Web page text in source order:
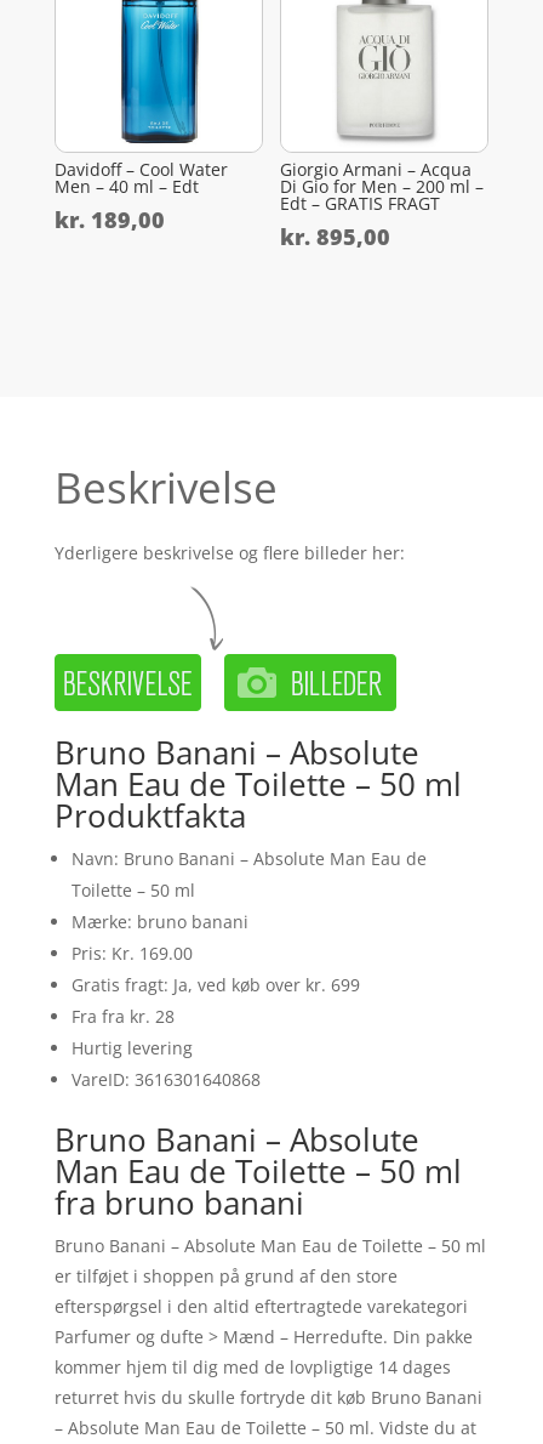
Davidoff – Cool Water
Men – 40 ml – Edt
kr.189,00
Giorgio Armani – Acqua
Di Gio for Men – 200 ml –
Edt – GRATIS FRAGT
kr. 895,00
Beskrivelse
Yderligere beskrivelse og flere billeder her:
Bruno Banani – Absolute
Man Eau de Toilette – 50 ml
Produktfakta
Navn: Bruno Banani – Absolute Man Eau de
Toilette – 50 ml
Mærke: bruno banani
Pris: Kr. 169.00
Gratis fragt: Ja, ved køb over kr. 699
Fra fra kr. 28
Hurtig levering
VareID: 3616301640868
Bruno Banani – Absolute
Man Eau de Toilette – 50 ml
fra bruno banani
Bruno Banani – Absolute Man Eau de Toilette – 50 ml
er tilføjet i shoppen på grund af den store
efterspørgsel i den altid eftertragtede varekategori
Parfumer og dufte > Mænd – Herredufte. Din pakke
kommer hjem til dig med de lovpligtige 14 dages
returret hvis du skulle fortryde dit køb Bruno Banani
– Absolute Man Eau de Toilette – 50 ml. Vidste du at